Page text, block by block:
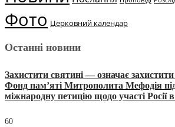
Фото Церковний календар
Останні новини
Захистити святині — означає
Фонд пам’яті Митрополита Мефодія
міжнародну петицію щодо участі
60